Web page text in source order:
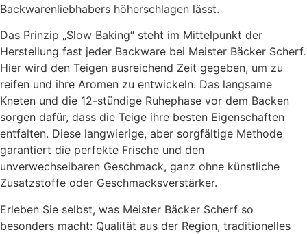
Backwarenliebhabers höherschlagen lässt.
Das Prinzip „Slow Baking“ steht im Mittelpunkt der
Herstellung fast jeder Backware bei Meister Bäcker Scherf.
Hier wird den Teigen ausreichend Zeit gegeben, um zu
reifen und ihre Aromen zu entwickeln. Das langsame
Kneten und die 12-stündige Ruhephase vor dem Backen
sorgen dafür, dass die Teige ihre besten Eigenschaften
entfalten. Diese langwierige, aber sorgfältige Methode
garantiert die perfekte Frische und den
unverwechselbaren Geschmack, ganz ohne künstliche
Zusatzstoffe oder Geschmacksverstärker.
Erleben Sie selbst, was Meister Bäcker Scherf so
besonders macht: Qualität aus der Region, traditionelles